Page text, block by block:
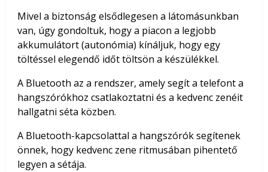
Mivel a biztonság elsődlegesen a látomásunkban
van, úgy gondoltuk, hogy a piacon a legjobb
akkumulátort (autonómia) kínáljuk, hogy egy
töltéssel elegendő időt töltsön a készülékkel.
A Bluetooth az a rendszer, amely segít a telefont a
hangszórókhoz csatlakoztatni és a kedvenc zenéit
hallgatni séta közben.
A Bluetooth-kapcsolattal a hangszórók segítenek
önnek, hogy kedvenc zene ritmusában pihentető
legyen a sétája.